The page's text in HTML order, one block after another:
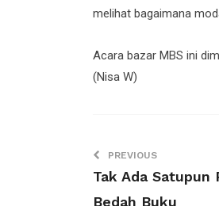
melihat bagaimana
Acara bazar MBS ini
(Nisa W)
PREVIOUS
Tak Ada
Bedah Buku